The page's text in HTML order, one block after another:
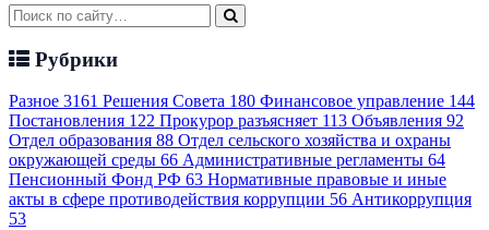
Рубрики
Разное 3161 Решения Совета 180 Финансовое управление 144
Постановления 122 Прокурор разъясняет 113 Объявления 92
Отдел образования 88 Отдел сельского хозяйства и охраны
окружающей среды 66 Административные регламенты 64
Пенсионный Фонд РФ 63 Нормативные правовые и иные
акты в сфере противодействия коррупции 56 Антикоррупция
53